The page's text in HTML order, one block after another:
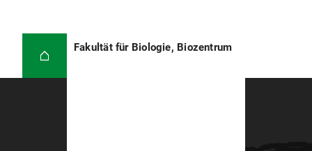
Fakultät für Biologie, Biozentrum